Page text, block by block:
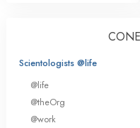
Scientologists @life
@life
@theOrg
@work